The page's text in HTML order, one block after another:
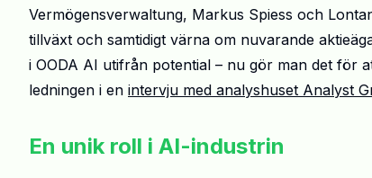
Vermögensverwaltung, Markus Spiess och
tillväxt och samtidigt värna om nuvarande
i OODA AI utifrån potential – nu gör man det för
ledningen i en intervju med analyshuset Analyst
En unik roll i AI-industrin